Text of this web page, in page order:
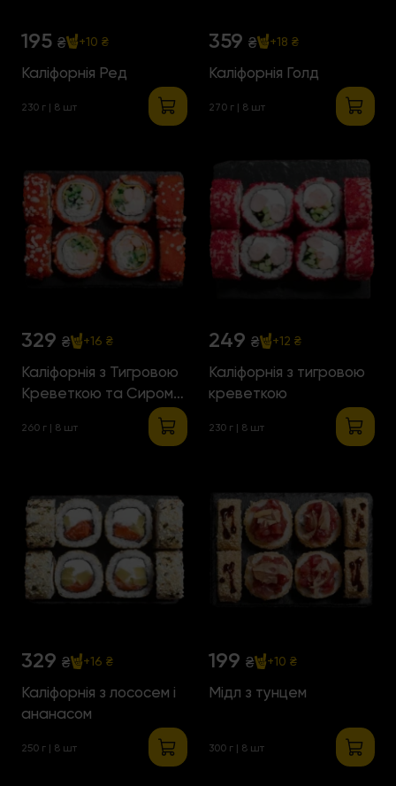
195 ₴ +10 ₴
Каліфорнія Ред
230 г | 8 шт
359 ₴ +18 ₴
Каліфорнія Голд
270 г | 8 шт
329 ₴ +16 ₴
Каліфорнія з Тигровою
Креветкою та Сиром
260 г | 8 шт
249 ₴ +12 ₴
Каліфорнія з тигровою
креветкою
230 г | 8 шт
329 ₴ +16 ₴
Каліфорнія з лососем і
ананасом
250 г | 8 шт
199 ₴ +10 ₴
Мідл з тунцем
300 г | 8 шт